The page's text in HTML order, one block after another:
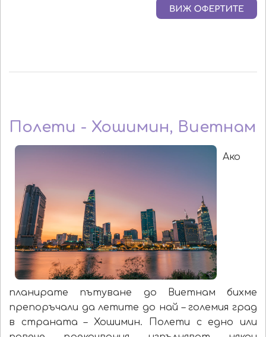
Полети - Хошимин, Виетнам
Ако
планирате пътуване до Виетнам бихме
препоръчали да летите до най – големия град
в страната – Хошимин. Полети с едно или